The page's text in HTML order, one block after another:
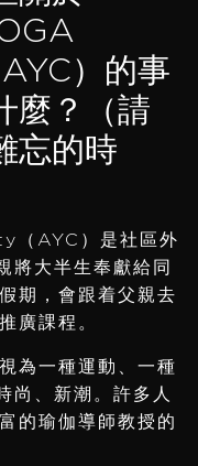
）的事
麼？（請
忘的時
AYC）是社區外
大半生奉獻給同
期，會跟着父親去
廣課程。
為一種運動、一種
、新潮。許多人
的瑜伽導師教授的